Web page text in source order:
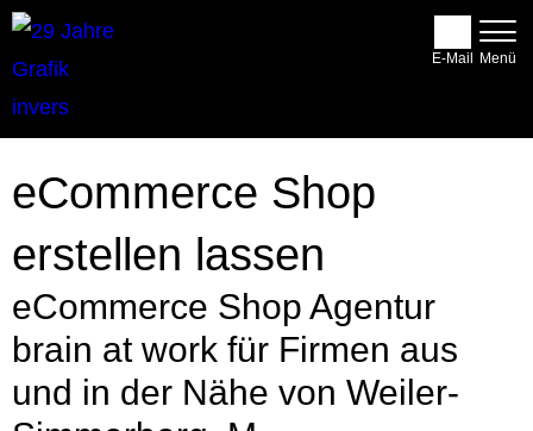
eCommerce Shop
erstellen lassen
eCommerce Shop Agentur
brain at work für Firmen aus
und in der Nähe von Weiler-